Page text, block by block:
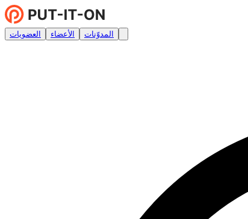
العضويات الأعضاء المدوّنات